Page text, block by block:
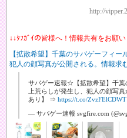
http://
↓↓ﾀﾌｶﾞｲの皆様へ！情報共有をお願
【拡散希望】千葉のサバゲーフィー
犯人の顔写真が公開される。情報求
サバゲー速報☆【拡散希望】千葉
上荒らしが発生し、犯人の顔写
あり】 ⇒ https://t.co/ZvzFElCDWT
— サバゲー速報 svgfire.com